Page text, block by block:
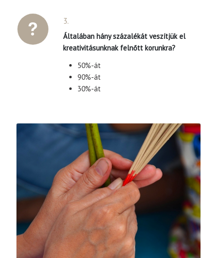
3.
Általában hány százalékát veszítjük el
kreativitásunknak felnőtt korunkra?
50%-át
90%-át
30%-át